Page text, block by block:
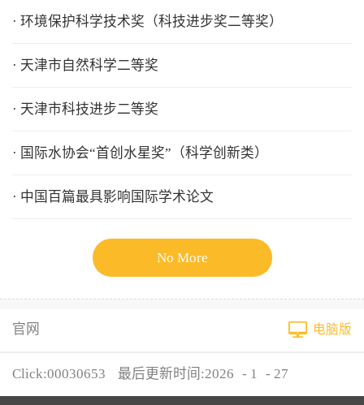
· 环境保护科学技术奖（科技进步奖二等奖）
· 天津市自然科学二等奖
· 天津市科技进步二等奖
· 国际水协会“首创水星奖”（科学创新类）
· 中国百篇最具影响国际学术论文
No More
官网 电脑版
Click:00030653 最后更新时间:2026 - 1 - 27